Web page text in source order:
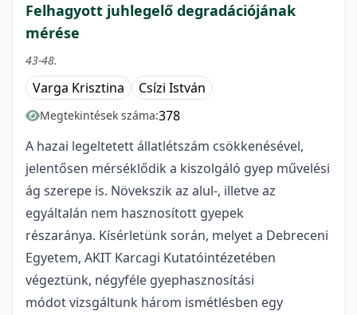
Felhagyott juhlegelő degradációjának
mérése
43-48.
Varga Krisztina Csízi István
Megtekintések száma:378
A hazai legeltetett állatlétszám csökkenésével,
jelentősen mérséklődik a kiszolgáló gyep művelési
ág szerepe is. Növekszik az alul-, illetve az
egyáltalán nem hasznosított gyepek
részaránya. Kísérletünk során, melyet a Debreceni
Egyetem, AKIT Karcagi Kutatóintézetében
végeztünk, négyféle gyephasznosítási
módot vizsgáltunk három ismétlésben egy